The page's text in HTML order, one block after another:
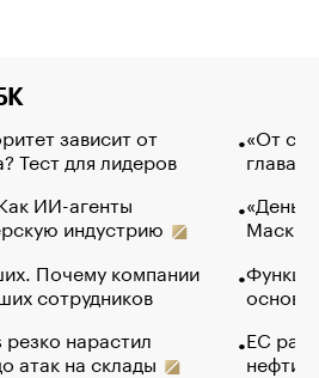
зависит от
Тест для лидеров
ИИ-агенты
индустрию
Почему компании
сотрудников
нарастил
атак на склады
«От
глава
Маск в
основ
ЕС
нефти